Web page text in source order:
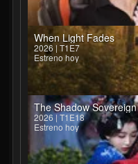
When Light Fades
2026 | T1E7
Estreno hoy
The Shadow Sovereign
2026 | T1E18
Estreno hoy